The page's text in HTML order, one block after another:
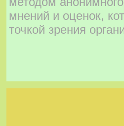
мнений и оценок,
точкой зрения